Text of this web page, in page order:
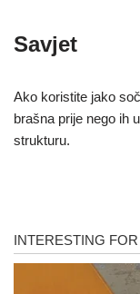
Savjet
Ako koristite jako
brašna prije nego ih
strukturu.